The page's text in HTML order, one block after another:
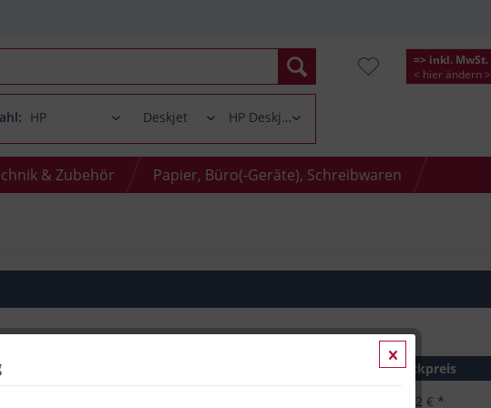
=> inkl. MwSt.
< hier ändern >
& Zubehör Papier, Büro(-Geräte), Schreibwaren
Stückpreis
15,62 € *